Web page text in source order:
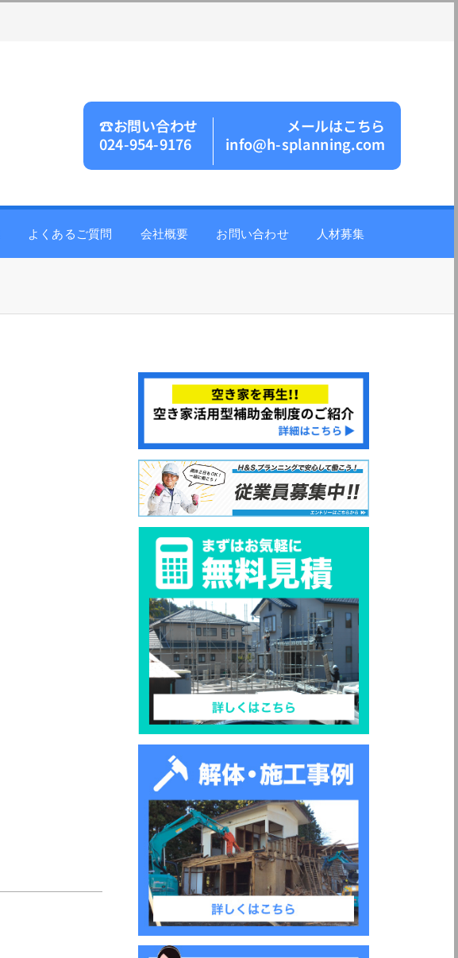
☎︎お問い合わせ
024-954-9176
メールはこちら
info@h-splanning.com
よくあるご質問 会社概要 お問い合わせ 人材募集